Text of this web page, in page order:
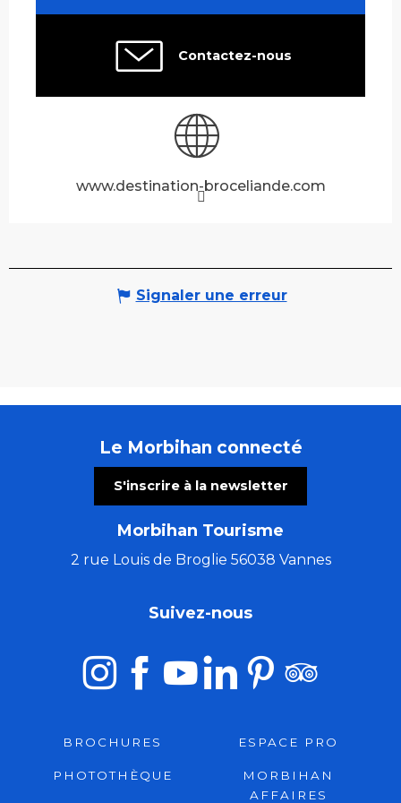
Contactez-nous
www.destination-broceliande.com
Signaler une erreur
Le Morbihan connecté
S'inscrire à la newsletter
Morbihan Tourisme
2 rue Louis de Broglie 56038 Vannes
Suivez-nous
BROCHURES ESPACE PRO
PHOTOTHÈQUE
MORBIHAN
AFFAIRES